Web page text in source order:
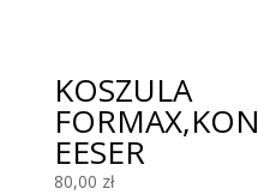
KOSZULA
FORMAX,KON
EESER
80,00 zł